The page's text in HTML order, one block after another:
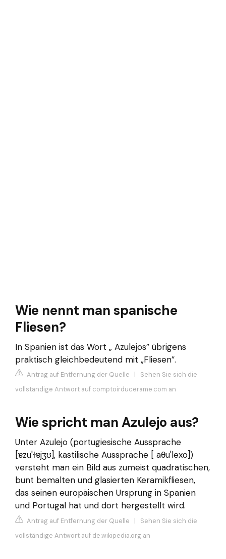
Wie nennt man spanische
Fliesen?
In Spanien ist das Wort „ Azulejos” übrigens
praktisch gleichbedeutend mit „Fliesen”.
Antrag auf Entfernung der Quelle | Sehen Sie sich die
vollständige Antwort auf comptoirducerame.com an
Wie spricht man Azulejo aus?
Unter Azulejo (portugiesische Aussprache
[ɐzu'ɫɐjʒʊ], kastilische Aussprache [ aθu'lexo])
versteht man ein Bild aus zumeist quadratischen,
bunt bemalten und glasierten Keramikfliesen,
das seinen europäischen Ursprung in Spanien
und Portugal hat und dort hergestellt wird.
Antrag auf Entfernung der Quelle | Sehen Sie sich die
vollständige Antwort auf de.wikipedia.org an